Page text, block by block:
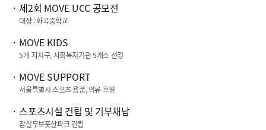
제2회 MOVE UCC공모전
대상 : 화곡중학교
MOVE KIDS
5개 자치구, 사회복지기관5개소 선정
MOVE SUPPORT
서울특별시 스포츠 용품, 의류 후원
스포츠시설 건립 및 기부채납
잠실무브풋살파크 건립